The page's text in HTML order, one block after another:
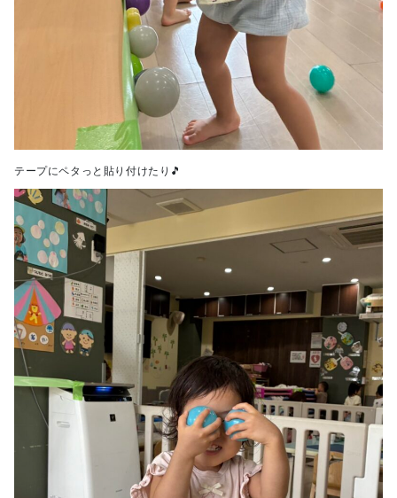
テープにペタっと貼り付けたり🎵